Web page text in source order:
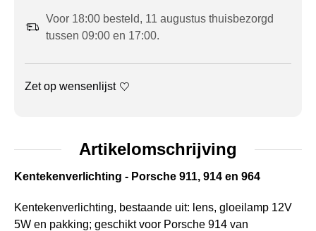
Voor 18:00 besteld, 11 augustus thuisbezorgd
tussen 09:00 en 17:00.
Zet op wensenlijst
Artikelomschrijving
Kentekenverlichting - Porsche 911, 914 en 964
Kentekenverlichting, bestaande uit: lens, gloeilamp 12V
5W en pakking; geschikt voor Porsche 914 van